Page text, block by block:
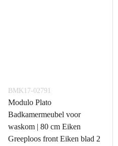
BMK17-02791
Modulo Plato
Badkamermeubel voor
waskom | 80 cm Eiken
Greeploos front Eiken blad 2